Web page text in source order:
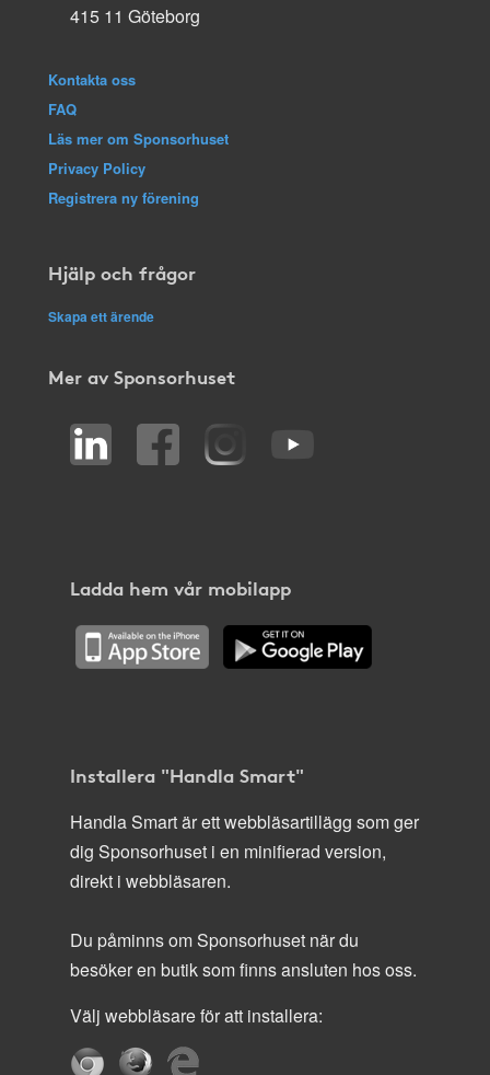
415 11 Göteborg
Kontakta oss
FAQ
Läs mer om Sponsorhuset
Privacy Policy
Registrera ny förening
Hjälp och frågor
Skapa ett ärende
Mer av Sponsorhuset
Ladda hem vår mobilapp
Installera "Handla Smart"
Handla Smart är ett webbläsartillägg som ger
dig Sponsorhuset i en minifierad version,
direkt i webbläsaren.
Du påminns om Sponsorhuset när du
besöker en butik som finns ansluten hos oss.
Välj webbläsare för att installera: